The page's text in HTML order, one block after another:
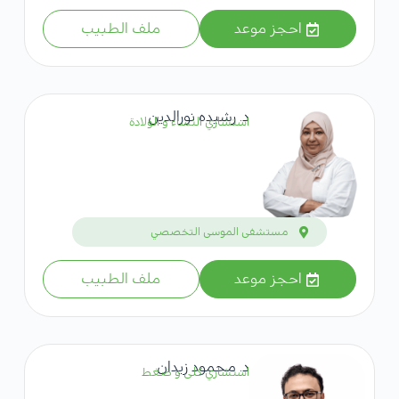
احجز موعد ملف الطبيب
د. رشيده نورالدين
استشاري النساء و الولادة
مستشفى الموسى التخصصي
احجز موعد ملف الطبيب
د. محمود زيدان
استشاري كلى و ضغط